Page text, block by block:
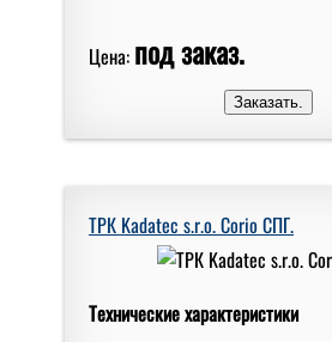
Цена: под заказ.
ТРК Kadatec s.r.o. Corio СПГ.
Технические характеристики